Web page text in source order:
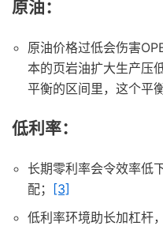
原油：
原油价格过低会伤害
本的页岩油扩大生产压
平衡的区间里，这个平
低利率：
长期零利率会令效率低
配；
[3]
低利率环境助长加杠杆